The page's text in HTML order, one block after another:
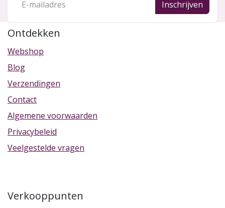
Inschrijven
Ontdekken
Webshop
Blog
Verzendingen
Contact
Algemene voorwaarden
Privacybeleid
Veelgestelde vragen
Verkooppunten